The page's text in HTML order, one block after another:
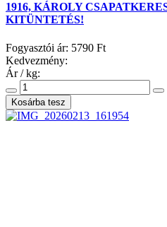
1916, KÁROLY
KITÜNTETÉS!
Fogyasztói ár: 5790 Ft
Kedvezmény:
Ár / kg: